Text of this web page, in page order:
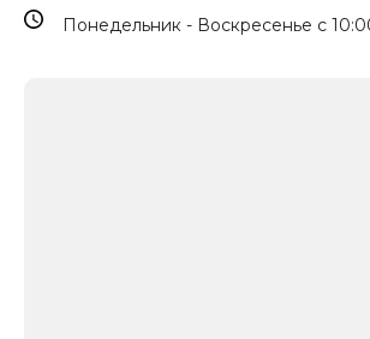
Понедельник - Воскресенье с